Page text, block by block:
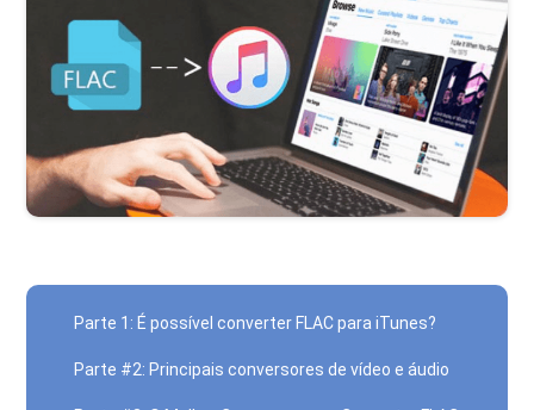
Parte 1: É possível converter FLAC para iTunes?
Parte #2: Principais conversores de vídeo e áudio